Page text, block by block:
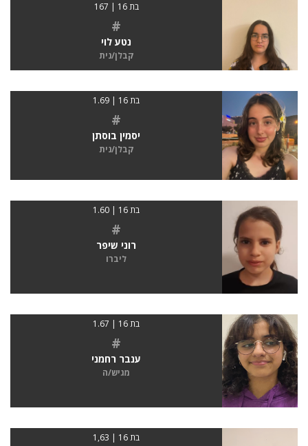
בת 16 | 167
#
נטע לוי
קבלן/נית
בת 16 | 1.69
#
יסמין בוסתן
קבלן/נית
בת 16 | 1.60
#
רוני שיפר
ליברו
בת 16 | 1.67
#
ענבר רחמני
מגיש/ה
בת 16 | 1,63